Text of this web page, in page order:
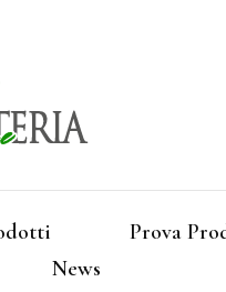
e Spezie
Prova
News